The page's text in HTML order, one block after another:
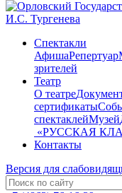
Спектакли
АфишаРепертуар
зрителей
Театр
О театре
сертификаты
спектаклейМузей
«РУССКАЯ
Контакты
Версия для